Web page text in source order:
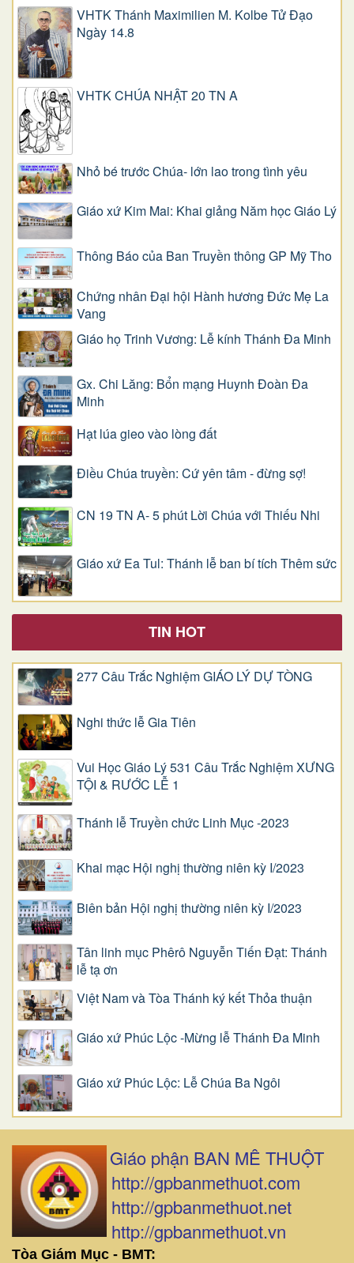
VHTK Thánh Maximilien M. Kolbe Tử Đạo
Ngày 14.8
VHTK CHÚA NHẬT 20 TN A
Nhỏ bé trước Chúa- lớn lao trong tình yêu
Giáo xứ Kim Mai: Khai giảng Năm học Giáo Lý
Thông Báo của Ban Truyền thông GP Mỹ Tho
Chứng nhân Đại hội Hành hương Đức Mẹ La
Vang
Giáo họ Trinh Vương: Lễ kính Thánh Đa Minh
Gx. Chi Lăng: Bổn mạng Huynh Đoàn Đa
Minh
Hạt lúa gieo vào lòng đất
Điều Chúa truyền: Cứ yên tâm - đừng sợ!
CN 19 TN A- 5 phút Lời Chúa với Thiếu Nhi
Giáo xứ Ea Tul: Thánh lễ ban bí tích Thêm sức
TIN HOT
277 Câu Trắc Nghiệm GIÁO LÝ DỰ TÒNG
Nghi thức lễ Gia Tiên
Vui Học Giáo Lý 531 Câu Trắc Nghiệm XƯNG
TỘI & RƯỚC LỄ 1
Thánh lễ Truyền chức Linh Mục -2023
Khai mạc Hội nghị thường niên kỳ I/2023
Biên bản Hội nghị thường niên kỳ I/2023
Tân linh mục Phêrô Nguyễn Tiến Đạt: Thánh
lễ tạ ơn
Việt Nam và Tòa Thánh ký kết Thỏa thuận
Giáo xứ Phúc Lộc -Mừng lễ Thánh Đa Minh
Giáo xứ Phúc Lộc: Lễ Chúa Ba Ngôi
Giáo phận BAN MÊ THUỘT
http://gpbanmethuot.com
http://gpbanmethuot.net
http://gpbanmethuot.vn
Tòa Giám Mục - BMT: